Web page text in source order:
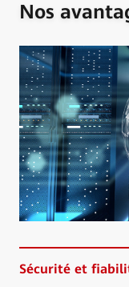
Nos
Sécurité et